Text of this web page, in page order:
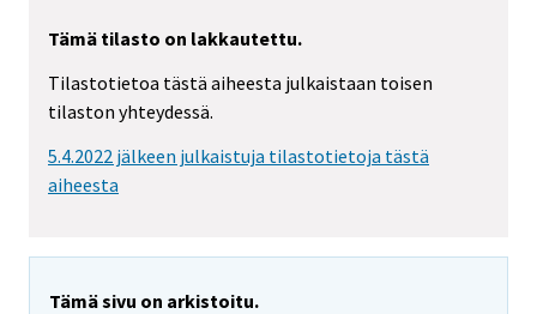
Tämä tilasto on lakkautettu.
Tilastotietoa tästä aiheesta julkaistaan toisen
tilaston yhteydessä.
5.4.2022 jälkeen julkaistuja tilastotietoja tästä
aiheesta
Tämä sivu on arkistoitu.